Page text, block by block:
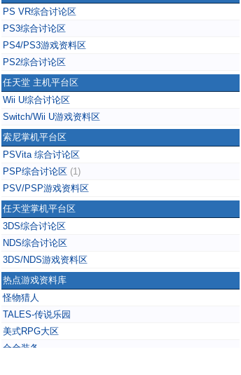
PS VR综合讨论区
PS3综合讨论区
PS4/PS3游戏资料区
PS2综合讨论区
任天堂 主机平台区
Wii U综合讨论区
Switch/Wii U游戏资料区
索尼掌机平台区
PSVita 综合讨论区
PSP综合讨论区 (1)
PSV/PSP游戏资料区
任天堂掌机平台区
3DS综合讨论区
NDS综合讨论区
3DS/NDS游戏资料区
热点游戏资料库
怪物猎人
TALES-传说乐园
美式RPG大区
合金装备